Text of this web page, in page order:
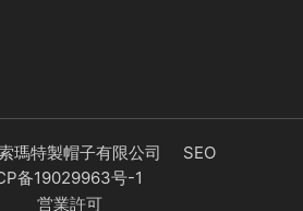
特製帽子有限公司
SEO
备19029963号-1
営業許可